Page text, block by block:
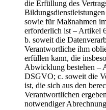
die Erfüllung des
sowie für Maßnahmen
erforderlich ist – Artikel
b. soweit die
Verantwortliche ihm
erfüllen kann, die
Abwicklung bestehen –
DSGVO; c. soweit die
ist, die sich aus den
Verantwortlichen
notwendiger